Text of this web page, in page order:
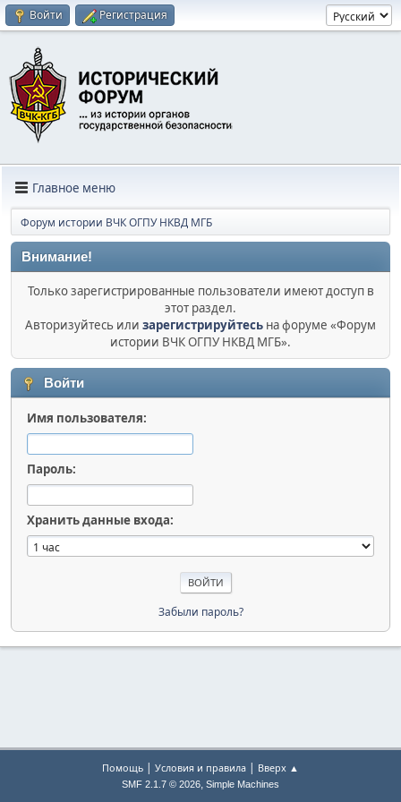
Войти Регистрация
Главное меню
Форум истории ВЧК ОГПУ НКВД МГБ
Внимание!
Только зарегистрированные пользователи имеют доступ в
этот раздел.
Авторизуйтесь или зарегистрируйтесь на форуме «Форум
истории ВЧК ОГПУ НКВД МГБ».
Войти
Имя пользователя:
Пароль:
Хранить данные входа:
Забыли пароль?
Помощь | Условия и правила | Вверх ▲
SMF 2.1.7 © 2026, Simple Machines